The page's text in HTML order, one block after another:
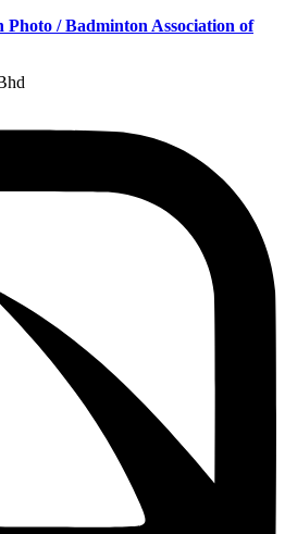
Photo / Badminton Association of